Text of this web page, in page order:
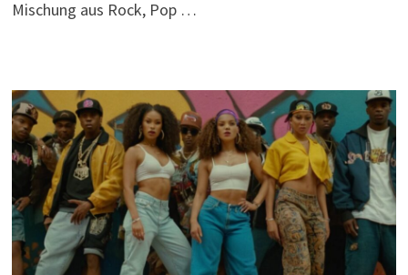
Mischung aus Rock, Pop …